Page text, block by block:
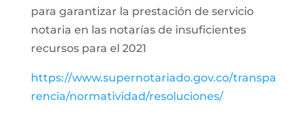
para garantizar la prestación de servicio
notaria en las notarías de insuficientes
recursos para el 2021
https://www.supernotariado.gov.co/transpa
rencia/normatividad/resoluciones/